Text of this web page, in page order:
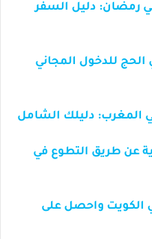
رمضان: دليل السفر
للدخول المجاني
دليلك الشامل
عن طريق التطوع في
الكويت واحصل على